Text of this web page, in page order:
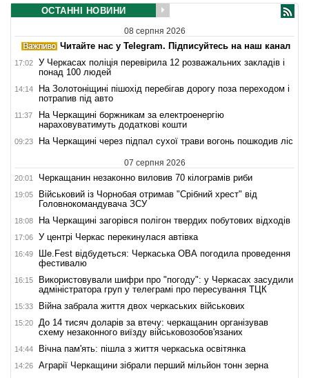
ОСТАННІ НОВИНИ
08 серпня 2026
Читайте нас у Telegram. Підписуйтесь на наш канал
17:02
У Черкасах поліція перевірила 12 розважальних закладів і
понад 100 людей
14:14
На Золотоніщині пішохід перебігав дорогу поза переходом і
потрапив під авто
11:37
На Черкащині боржникам за електроенергію
нараховуватимуть додаткові кошти
09:23 На Черкащині через підпал сухої трави вогонь пошкодив ліс
07 серпня 2026
20:01 Черкащанин незаконно виловив 70 кілограмів риби
19:05
Військовий із Чорнобая отримав "Срібний хрест" від
Головнокомандувача ЗСУ
18:08 На Черкащині загорівся полігон твердих побутових відходів
17:06 У центрі Черкас перекинулася автівка
16:49
Ше.Fest відбудеться: Черкаська ОВА погодила проведення
фестивалю
16:15
Використовували шифри про "погоду": у Черкасах засудили
адміністратора груп у телеграмі про пересування ТЦК
15:33 Війна забрала життя двох черкаських військових
15:20
До 14 тисяч доларів за втечу: черкащанин організував
схему незаконного виїзду військовозобов'язаних
14:44 Вічна пам'ять: пішла з життя черкаська освітянка
14:26 Аграрії Черкащини зібрали перший мільйон тонн зерна